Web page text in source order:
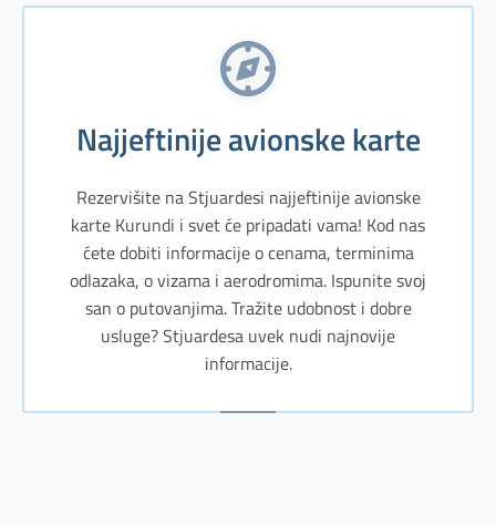
Najjeftinije avionske karte
Rezervišite na Stjuardesi najjeftinije avionske
karte Kurundi i svet će pripadati vama! Kod nas
ćete dobiti informacije o cenama, terminima
odlazaka, o vizama i aerodromima. Ispunite svoj
san o putovanjima. Tražite udobnost i dobre
usluge? Stjuardesa uvek nudi najnovije
informacije.